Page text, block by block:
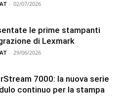
- 02/07/2026
le prime stampanti
di Lexmark
- 29/06/2026
7000: la nuova serie
continuo per la stampa